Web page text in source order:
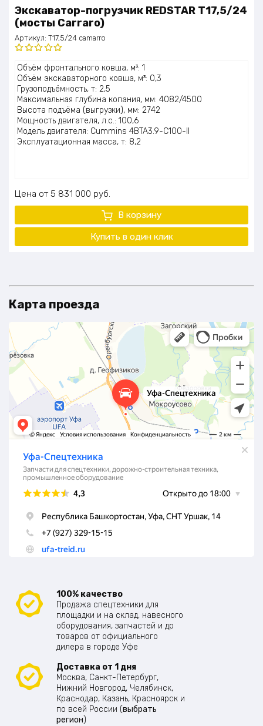
Экскаватор-погрузчик REDSTAR T17,5/24
(мосты Carraro)
Артикул: T17,5/24 camarro
Оценка
5.00из 5
Объём фронтального ковша, м³: 1
Объём экскаваторного ковша, м³: 0,3
Грузоподъёмность, т: 2,5
Максимальная глубина копания, мм: 4082/4500
Высота подъёма (выгрузки), мм: 2742
Мощность двигателя, л.с.: 100,6
Модель двигателя: Cummins 4BTA3.9-C100-II
Эксплуатационная масса, т: 8,2
Цена 5 831 000 руб.
В корзину
Купить в один клик
Карта проезда
100% качество
Продажа спецтехники для
площадки и на склад, навесного
оборудования, запчастей и др
товаров от официального
дилера в городе Уфе
Доставка от 1 дня
Москва, Санкт-Петербург,
Нижний Новгород, Челябинск,
Краснодар, Казань, Красноярск и
по всей России (выбрать
регион)